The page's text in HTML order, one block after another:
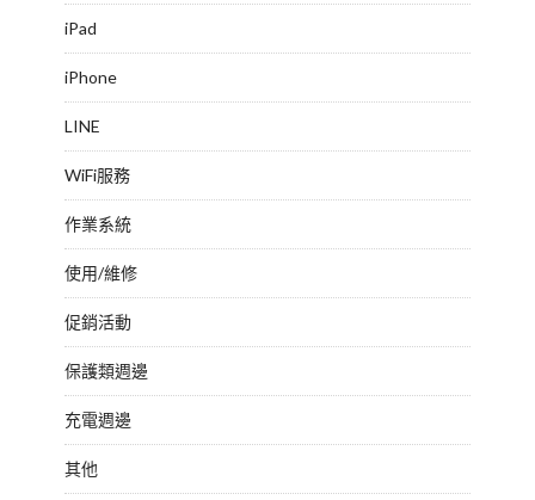
iPad
iPhone
LINE
WiFi服務
作業系統
使用/維修
促銷活動
保護類週邊
充電週邊
其他